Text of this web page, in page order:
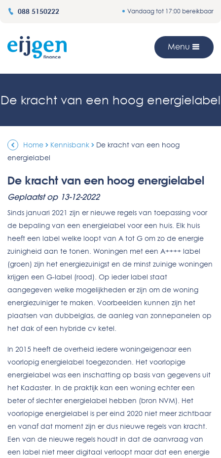
088 5150222 Vandaag tot 17:00 bereikbaar
Menu
De kracht van een hoog energielabel
Home Kennisbank
De kracht van een hoog
energielabel
De kracht van een hoog energielabel
Geplaatst op 13-12-2022
Sinds januari 2021 zijn er nieuwe regels van toepassing voor
de bepaling van een energielabel voor een huis. Elk huis
heeft een label welke loopt van A tot G om zo de energie
zuinigheid aan te tonen. Woningen met een A++++ label
(groen) zijn het energiezuinigst en de minst zuinige woningen
krijgen een G-label (rood). Op ieder label staat
aangegeven welke mogelijkheden er zijn om de woning
energiezuiniger te maken. Voorbeelden kunnen zijn het
plaatsen van dubbelglas, de aanleg van zonnepanelen op
het dak of een hybride cv ketel.
In 2015 heeft de overheid iedere woningeigenaar een
voorlopig energielabel toegezonden. Het voorlopige
energielabel was een inschatting op basis van gegevens uit
het Kadaster. In de praktijk kan een woning echter een
beter of slechter energielabel hebben (bron NVM). Het
voorlopige energielabel is per eind 2020 niet meer zichtbaar
en vanaf dat moment zijn er dus nieuwe regels van kracht.
Een van de nieuwe regels houdt in dat de aanvraag van
een label niet meer digitaal verloopt maar dat een energie